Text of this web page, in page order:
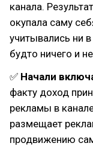
канала.
окупала саму
учитывались ни
будто ничего и
✅ Начали
факту доход
рекламы в
размещает
продвижению